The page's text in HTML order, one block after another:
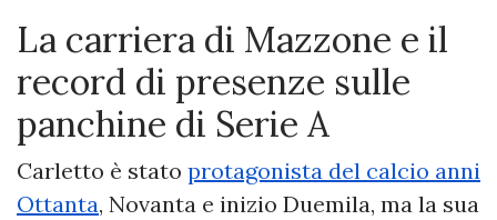
La carriera di Mazzone e il
record di presenze sulle
panchine di Serie A
Carletto è stato protagonista del calcio anni
Ottanta, Novanta e inizio Duemila, ma la sua